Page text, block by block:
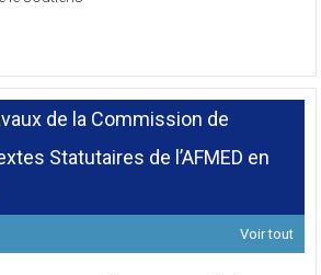
de la Commission de
Statutaires de l’AFMED en
Voir tout